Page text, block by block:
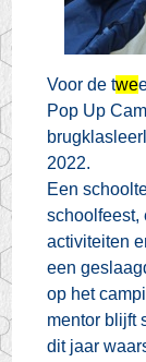
Voor de twe
Pop Up
2022.
Een
schoolfeest,
activiteiten
een
op het
mentor blijft
dit jaar